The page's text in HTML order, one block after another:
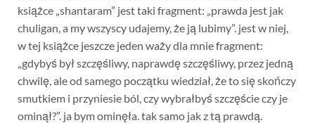
książce „shantaram” jest taki fragment: „prawda jest jak
chuligan, a my wszyscy udajemy, że ją lubimy”. jest w niej,
w tej książce jeszcze jeden waży dla mnie fragment:
„gdybyś był szczęśliwy, naprawdę szczęśliwy, przez jedną
chwilę, ale od samego początku wiedział, że to się skończy
smutkiem i przyniesie ból, czy wybrałbyś szczęście czy je
ominął?”. ja bym ominęła. tak samo jak z tą prawdą.